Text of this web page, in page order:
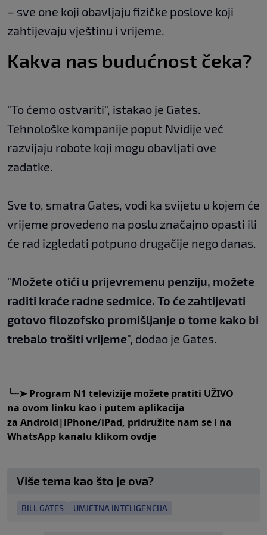
– sve one koji obavljaju fizičke poslove koji
zahtijevaju vještinu i vrijeme.
Kakva nas budućnost čeka?
"To ćemo ostvariti", istakao je Gates.
Tehnološke kompanije poput Nvidije već
razvijaju robote koji mogu obavljati ove
zadatke.
Sve to, smatra Gates, vodi ka svijetu u kojem će
vrijeme provedeno na poslu značajno opasti ili
će rad izgledati potpuno drugačije nego danas.
"Možete otići u prijevremenu penziju, možete
raditi kraće radne sedmice. To će zahtijevati
gotovo filozofsko promišljanje o tome kako bi
trebalo trošiti vrijeme", dodao je Gates.
╰┈➤Program N1 televizije možete pratiti UŽIVO
na ovom linku kao i putem aplikacija
za Android|iPhone/iPad, pridružite nam se i na
WhatsApp kanalu klikom ovdje
Više tema kao što je ova?
BILL GATES UMJETNA INTELIGENCIJA